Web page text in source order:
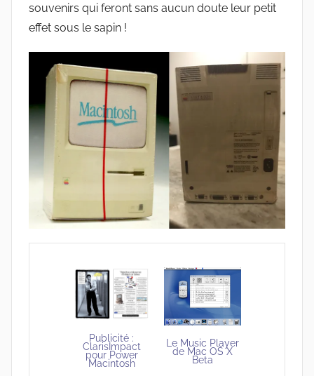
souvenirs qui feront sans aucun doute leur petit
effet sous le sapin !
Publicité :
ClarisImpact
pour Power
Macintosh
Le Music Player
de Mac OS X
Beta